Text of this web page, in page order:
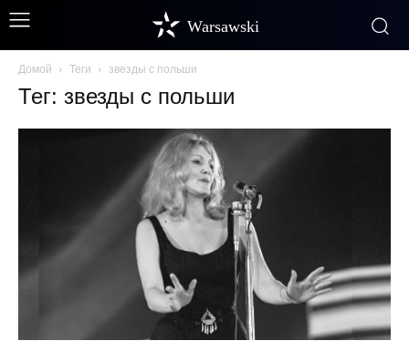
Warsawski
Домой Теги звезды с польши
Тег: звезды с польши